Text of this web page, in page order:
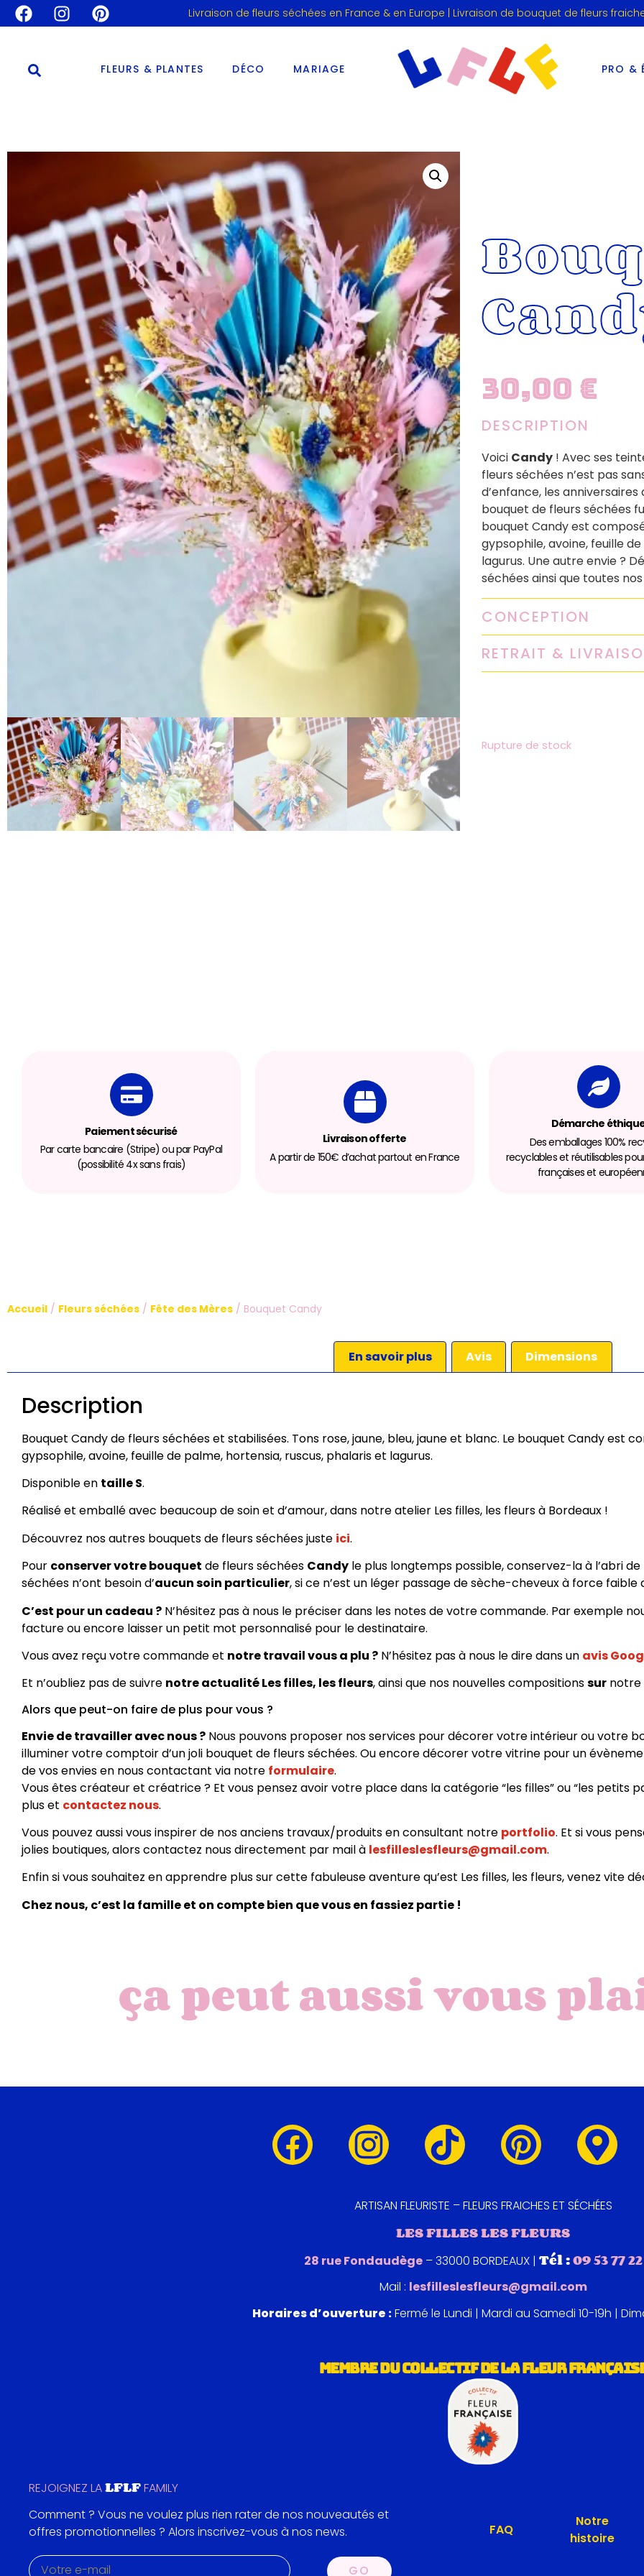
Livraison de fleurs séchées en France & en Europe | Livraison de bouquet de fleurs
FLEURS & PLANTES DÉCO MARIAGE PRO &
30,00 €
DESCRIPTION
Voici Candy ! Avec ses
fleurs séchées n’est pas
d’enfance, les
bouquet de fleurs séchées
bouquet Candy est
gypsophile, avoine, feuille
lagurus. Une autre envie ?
séchées ainsi que toutes
CONCEPTION
RETRAIT &
Rupture de stock
Paiement sécurisé
Par carte bancaire (Stripe) ou par PayPal
(possibilité 4x sans frais)
Livraison offerte
A partir de 150€ d’achat partout en France
Démarche
Des emballages 100%
recyclables et réutilisables
françaises et
Accueil / Fleurs séchées / Fête des Mères / Bouquet Candy
En savoir plus Avis Dimensions
Description
Bouquet Candy de fleurs séchées et stabilisées. Tons rose, jaune, bleu, jaune et blanc. Le bouquet Candy est
gypsophile, avoine, feuille de palme, hortensia, ruscus, phalaris et lagurus.
Disponible en taille S.
Réalisé et emballé avec beaucoup de soin et d’amour, dans notre atelier Les filles, les fleurs à Bordeaux !
Découvrez nos autres bouquets de fleurs séchées juste ici.
Pour conserver votre bouquet de fleurs séchées Candy le plus longtemps possible, conservez-la à l’abri
séchées n’ont besoin d’aucun soin particulier, si ce n’est un léger passage de sèche-cheveux à force
C’est pour un cadeau ? N’hésitez pas à nous le préciser dans les notes de votre commande. Par exemple
facture ou encore laisser un petit mot personnalisé pour le destinataire.
Vous avez reçu votre commande et notre travail vous a plu ? N’hésitez pas à nous le dire dans un avis
Et n’oubliez pas de suivre notre actualité Les filles, les fleurs, ainsi que nos nouvelles compositionssur notre
Alors que peut-on faire de plus pour vous ?
Envie de travailler avec nous ? Nous pouvons proposer nos services pour décorer votre intérieur ou votre
illuminer votre comptoir d’un joli bouquet de fleurs séchées. Ou encore décorer votre vitrine pour un
de vos envies en nous contactant via notre formulaire.
Vous êtes créateur et créatrice ? Et vous pensez avoir votre place dans la catégorie “les filles” ou “les petits
plus et contactez nous.
Vous pouvez aussi vous inspirer de nos anciens travaux/produits en consultant notre portfolio. Et si vous
jolies boutiques, alors contactez nous directement par mail à lesfilleslesfleurs@gmail.com.
Enfin si vous souhaitez en apprendre plus sur cette fabuleuse aventure qu’est Les filles, les fleurs, venez vite
Chez nous, c’est la famille et on compte bien que vous en fassiez partie !
ça peut aussi vous
ARTISAN FLEURISTE – FLEURS FRAICHES ET SÉCHÉES
LES FILLES LES FLEURS
28 rue Fondaudège– 33000 BORDEAUX | Tél :09 53 77
Mail : lesfilleslesfleurs@gmail.com
Horaires d’ouverture :Fermé le Lundi | Mardi au Samedi 10-19h |
MEMBRE DU COLLECTIF DE LA FLEUR
REJOIGNEZ LALFLFFAMILY
Comment ? Vous ne voulez plus rien rater de nos nouveautés et
offres promotionnelles ? Alors inscrivez-vous à nos news.
GO
FAQ
Notre
histoire